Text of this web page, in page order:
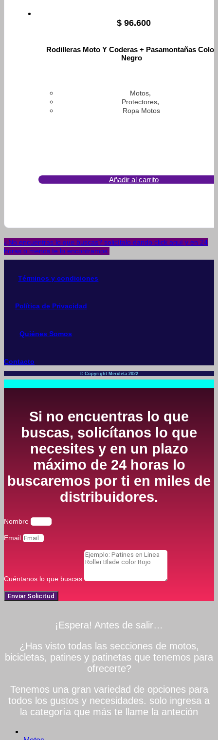
$ 96.600
Rodilleras Moto Y Coderas + Pasamontañas Color
Negro
Motos,
Protectores,
Ropa Motos
Añadir al carrito
¿No encuentras lo que buscas? solicítalo dando click aquí y en 24
horas o menos te lo encontramos.
Términos y condiciones
Política de Privacidad
Quiénes Somos
Contacto
© Copyright Mercleta 2022
Si no encuentras lo que
buscas, solicítanos lo que
necesites y en un plazo
máximo de 24 horas lo
buscaremos por ti en miles de
distribuidores.
Nombre
Email
Cuéntanos lo que buscas
Enviar Solicitud
¡Espera! Antes de salir…
¿Has visto todas las secciones de motos,
bicicletas, patines y patinetas que tenemos para
ofrecerte?
Tenemos una gran variedad de opciones para
todos los gustos y necesidades. solo ingresa a
la categoría que más te llame la anteción